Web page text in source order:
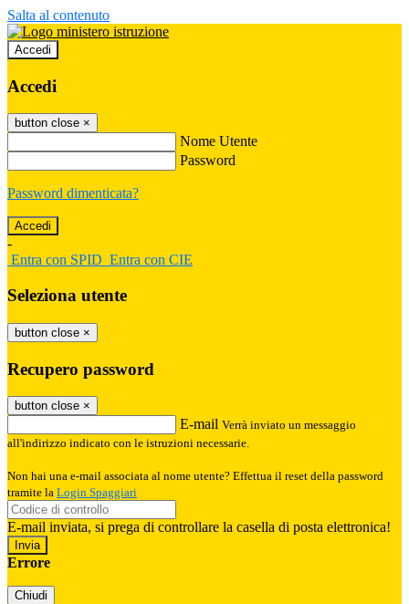
Salta al contenuto
Accedi
Accedi
button close ×
Nome Utente
Password
Password dimenticata?
-
Entra con SPID Entra con CIE
Seleziona utente
button close ×
Recupero password
button close ×
E-mail Verrà inviato un messaggio
all'indirizzo indicato con le istruzioni necessarie.
Non hai una e-mail associata al nome utente? Effettua il reset della password
tramite la Login Spaggiari
E-mail inviata, si prega di controllare la casella di posta elettronica!
Errore
Chiudi